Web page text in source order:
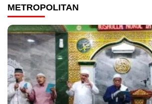
METROPOLITAN